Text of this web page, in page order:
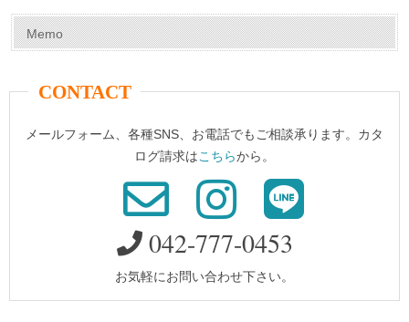
Memo
CONTACT
メールフォーム、各種SNS、お電話でもご相談承ります。カタ
ログ請求はこちらから。
042-777-0453
お気軽にお問い合わせ下さい。